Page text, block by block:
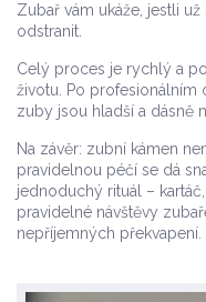
Zubař vám ukáže, jestli
odstranit.
Celý proces je rychlý a
životu. Po profesionálním
zuby jsou hladší a dásně
Na závěr: zubní kámen
pravidelnou péčí se dá
jednoduchý rituál –
pravidelné návštěvy
nepříjemných překvapení.